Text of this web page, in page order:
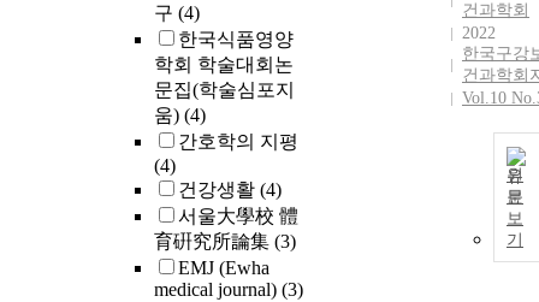
구 (4)
한국식품영양
학회 학술대회논
문집(학술심포지
움) (4)
간호학의 지평
(4)
건강생활 (4)
서울大學校 體
育硏究所論集 (3)
EMJ (Ewha
medical journal) (3)
건과학회
2022
한국구강
건과학회
Vol.10
원
문
보
기